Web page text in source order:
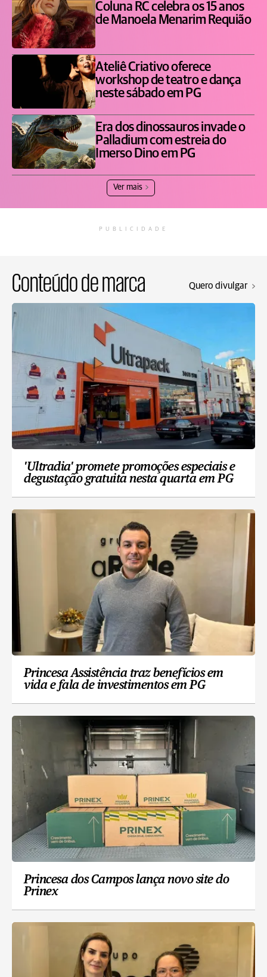
Coluna RC celebra os 15 anos
de Manoela Menarim Requião
Ateliê Criativo oferece
workshop de teatro e dança
neste sábado em PG
Era dos dinossauros invade o
Palladium com estreia do
Imerso Dino em PG
Ver mais
PUBLICIDADE
Conteúdo de marca Quero divulgar
'Ultradia' promete promoções especiais e
degustação gratuita nesta quarta em PG
Princesa Assistência traz benefícios em
vida e fala de investimentos em PG
Princesa dos Campos lança novo site do
Prinex